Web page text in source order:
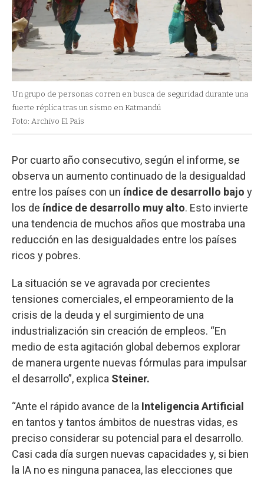
Un grupo de personas corren en busca de seguridad durante una
fuerte réplica tras un sismo en Katmandú
Foto: Archivo El País
Por cuarto año consecutivo, según el informe, se
observa un aumento continuado de la desigualdad
entre los países con un índice de desarrollo bajo y
los de índice de desarrollo muy alto. Esto invierte
una tendencia de muchos años que mostraba una
reducción en las desigualdades entre los países
ricos y pobres.
La situación se ve agravada por crecientes
tensiones comerciales, el empeoramiento de la
crisis de la deuda y el surgimiento de una
industrialización sin creación de empleos. “En
medio de esta agitación global debemos explorar
de manera urgente nuevas fórmulas para impulsar
el desarrollo”, explica Steiner.
“Ante el rápido avance de la Inteligencia Artificial
en tantos y tantos ámbitos de nuestras vidas, es
preciso considerar su potencial para el desarrollo.
Casi cada día surgen nuevas capacidades y, si bien
la IA no es ninguna panacea, las elecciones que